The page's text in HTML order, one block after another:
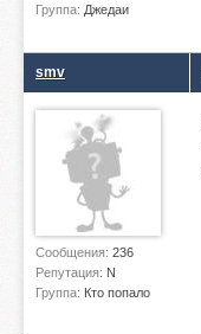
Группа: Джедаи
smv
Сообщения: 236
Репутация: N
Группа: Кто попало